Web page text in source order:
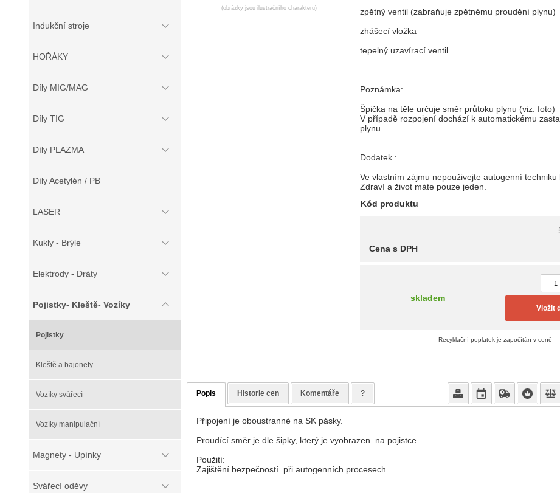
Indukční stroje
HOŘÁKY
Díly MIG/MAG
Díly TIG
Díly PLAZMA
Díly Acetylén / PB
LASER
Kukly - Brýle
Elektrody - Dráty
Pojistky- Kleště- Vozíky
Pojistky
Kleště a bajonety
Vozíky svářecí
Vozíky manipulační
Magnety - Upínky
Svářecí oděvy
(obrázky jsou ilustračního charakteru)
zpětný ventil (zabraňuje zpětnému proudění plynu)
zhášecí vložka
tepelný uzavírací ventil
Poznámka:
Špička na těle určuje směr průtoku plynu (viz. foto)
V případě rozpojení dochází k automatickému
plynu
Dodatek :
Ve vlastním zájmu nepouživejte autogenní techniku
Zdraví a život máte pouze jeden.
Kód produktu
Cena s DPH
skladem
Vložit
Recyklační poplatek je započítán v ceně
Popis Historie cen Komentáře ?
Připojení je oboustranné na SK pásky.
Proudící směr je dle šipky, který je vyobrazen na pojistce.
Použití:
Zajištění bezpečností při autogenních procesech